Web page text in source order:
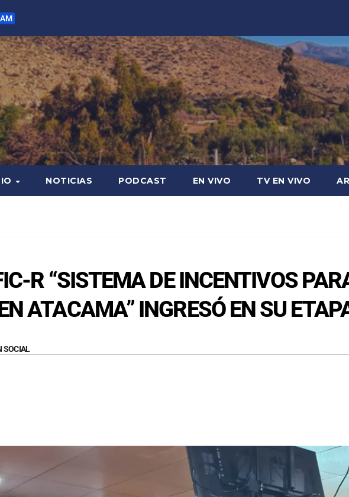
NOTICIAS PODCAST EN VIVO TV EN VIVO
R “SISTEMA DE INCENTIVOS
ATACAMA” INGRESÓ EN SU
SOCIAL